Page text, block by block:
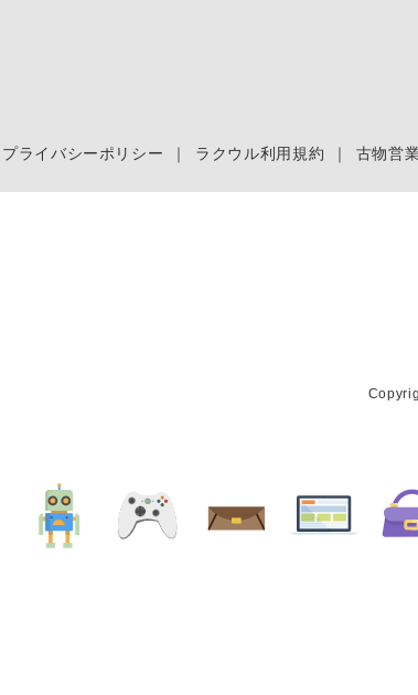
プライバシーポリシー ｜ ラクウル利用規約 ｜ 古物営